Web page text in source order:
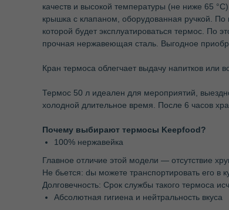
качеств и высокой температуры (не ниже 65
крышка с клапаном, оборудованная ручкой.
которой будет эксплуатироваться термос. По
прочная нержавеющая сталь. Выгодное
Кран термоса облегчает выдачу напитков или
Термос 50 л идеален для мероприятий,
холодной длительное время. После 6 часов
Почему выбирают термосы Keepfood?
100% нержавейка
Главное отличие этой модели — отсутствие
Не бьется: dы можете транспортировать его в
Долговечность: Срок службы такого термоса
Абсолютная гигиена и нейтральность вкуса